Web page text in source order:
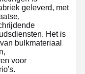
geleverd, met
Het is
bulkmateriaal
voor